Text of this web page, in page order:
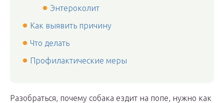
Энтероколит
Как выявить причину
Что делать
Профилактические меры
Разобраться, почему собака ездит на попе, нужно как